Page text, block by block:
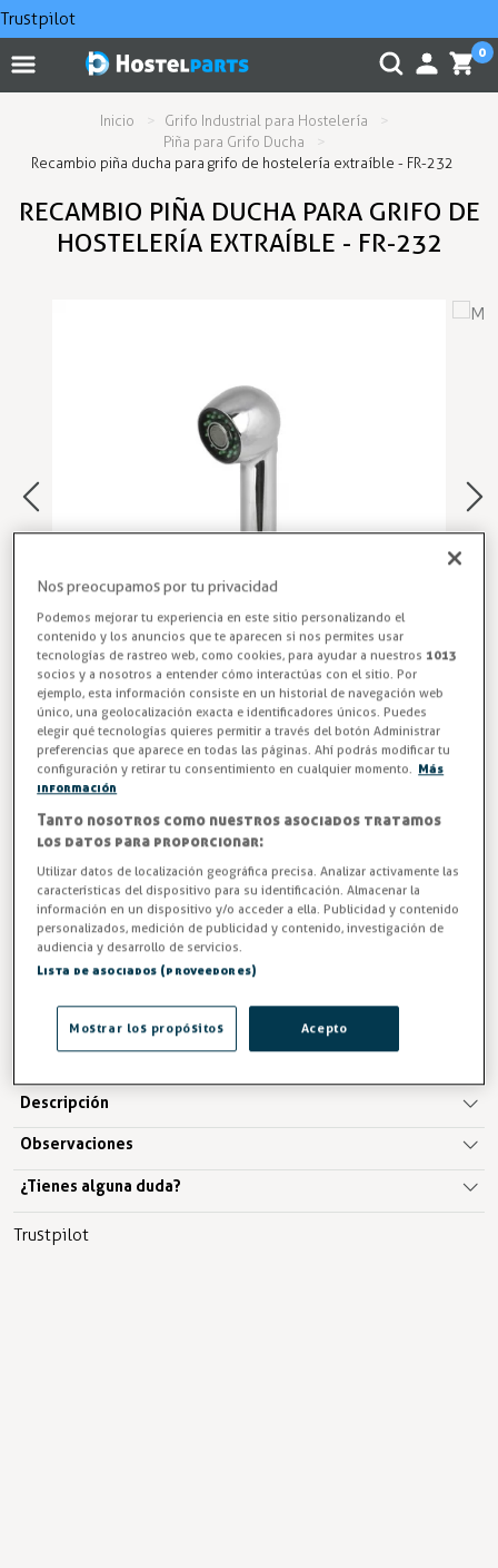
Trustpilot
0
Inicio
Grifo Industrial para Hostelería
Piña para Grifo Ducha
Recambio piña ducha para grifo de hostelería extraíble - FR-232
RECAMBIO PIÑA DUCHA PARA GRIFO DE
HOSTELERÍA EXTRAÍBLE - FR-232
Piña para Grifo Hostelería
Piña de ducha para grifo modelo FR-232.
Entrega en 24/48h
-2% AHORRA -0,62 €
37,79 €
IVA excl. 31,23€
AÑADIR A LA CESTA
Descripción
Observaciones
¿Tienes alguna duda?
Trustpilot
Nos preocupamos por tu privacidad
Podemos mejorar tu experiencia en este sitio personalizando el
contenido y los anuncios que te aparecen si nos permites usar
tecnologías de rastreo web, como cookies, para ayudar a nuestros 1013
socios y a nosotros a entender cómo interactúas con el sitio. Por
ejemplo, esta información consiste en un historial de navegación web
único, una geolocalización exacta e identificadores únicos. Puedes
elegir qué tecnologías quieres permitir a través del botón Administrar
preferencias que aparece en todas las páginas. Ahí podrás modificar tu
configuración y retirar tu consentimiento en cualquier momento. Más
información
Tanto nosotros como nuestros asociados tratamos
los datos para proporcionar:
Utilizar datos de localización geográfica precisa. Analizar activamente las
características del dispositivo para su identificación. Almacenar la
información en un dispositivo y/o acceder a ella. Publicidad y contenido
personalizados, medición de publicidad y contenido, investigación de
audiencia y desarrollo de servicios.
Lista de asociados (proveedores)
Acepto
Mostrar los propósitos